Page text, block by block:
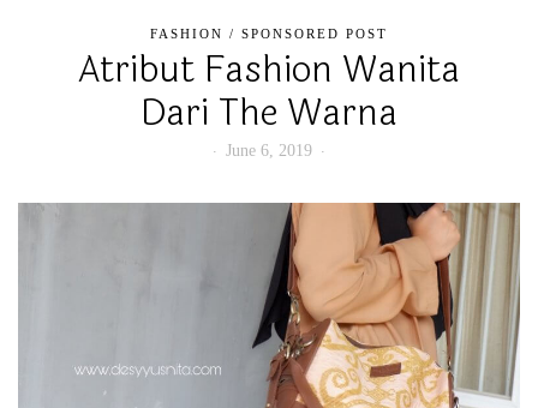
FASHION / SPONSORED POST
Atribut Fashion Wanita
Dari The Warna
June 6, 2019